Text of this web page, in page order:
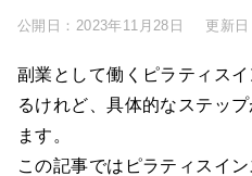
公開日： 2023年11月28日 更新日
副業として働くピラティス
るけれど、具体的なステッ
ます。
この記事ではピラティスイ